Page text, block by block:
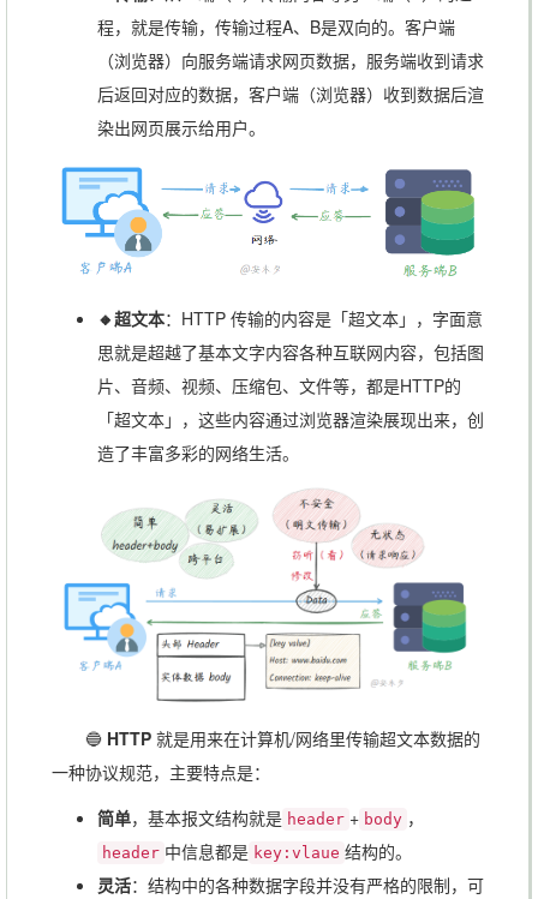
程，就是传输，传输过程A、B是双向的。客户端
（浏览器）向服务端请求网页数据，服务端收到请求
后返回对应的数据，客户端（浏览器）收到数据后渲
染出网页展示给用户。
🔸超文本：HTTP 传输的内容是「超文本」，字面意
思就是超越了基本文字内容各种互联网内容，包括图
片、音频、视频、压缩包、文件等，都是HTTP的
「超文本」，这些内容通过浏览器渲染展现出来，创
造了丰富多彩的网络生活。
🔵 HTTP 就是用来在计算机/网络里传输超文本数据的
一种协议规范，主要特点是：
简单，基本报文结构就是 header + body ，
header 中信息都是 key:vlaue 结构的。
灵活：结构中的各种数据字段并没有严格的限制，可